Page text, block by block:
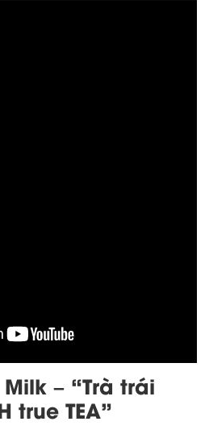
Milk – “Trà trái
true TEA”